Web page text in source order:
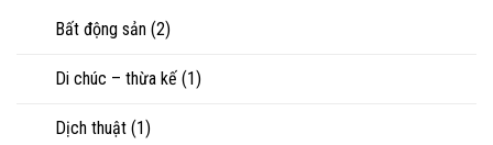
Bất động sản (2)
Di chúc – thừa kế (1)
Dịch thuật (1)